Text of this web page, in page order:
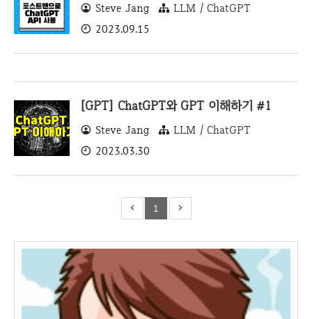
Steve Jang LLM / ChatGPT
2023.09.15
[GPT] ChatGPT와 GPT 이해하기 #1
Steve Jang LLM / ChatGPT
2023.03.30
1